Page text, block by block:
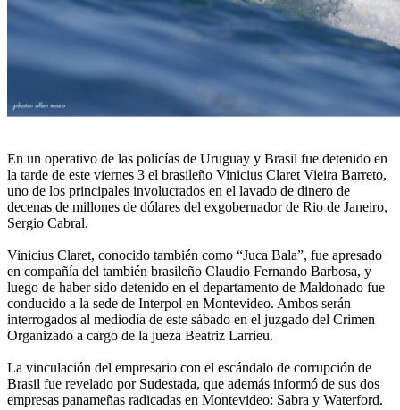
En un operativo de las policías de Uruguay y Brasil fue detenido en
la tarde de este viernes 3 el brasileño Vinicius Claret Vieira Barreto,
uno de los principales involucrados en el lavado de dinero de
decenas de millones de dólares del exgobernador de Rio de Janeiro,
Sergio Cabral.
Vinicius Claret, conocido también como “Juca Bala”, fue apresado
en compañía del también brasileño Claudio Fernando Barbosa, y
luego de haber sido detenido en el departamento de Maldonado fue
conducido a la sede de Interpol en Montevideo. Ambos serán
interrogados al mediodía de este sábado en el juzgado del Crimen
Organizado a cargo de la jueza Beatriz Larrieu.
La vinculación del empresario con el escándalo de corrupción de
Brasil fue revelado por Sudestada, que además informó de sus dos
empresas panameñas radicadas en Montevideo: Sabra y Waterford.